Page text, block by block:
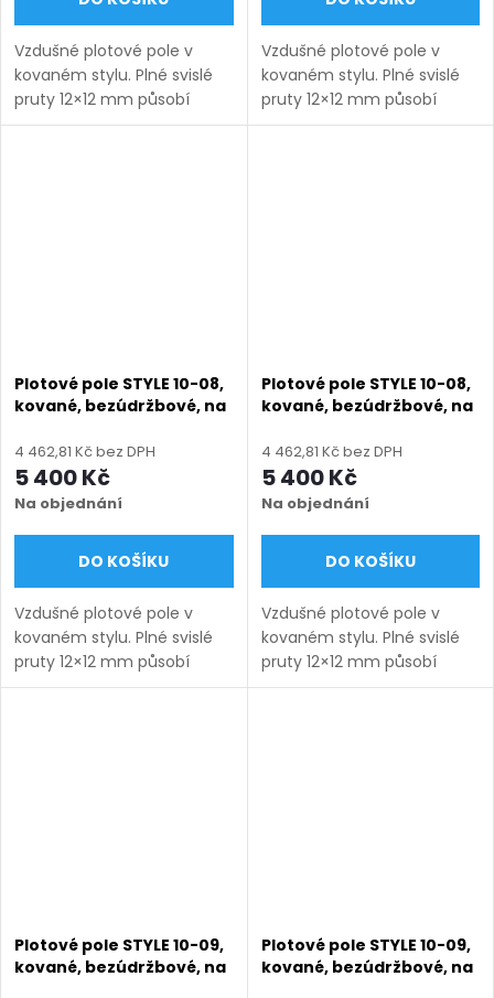
Vzdušné plotové pole v
kovaném stylu. Plné svislé
pruty 12×12 mm působí
lehce a nadčasově.
Vzdušné plotové pole v
kovaném stylu. Plné svislé
pruty 12×12 mm působí
lehce a nadčasově.
Plotové pole STYLE 10-08,
kované, bezúdržbové, na
mm, výška 450–1750
mm), šedá RAL 7030
matná
4 462,81 Kč bez DPH
5 400 Kč
Na objednání
DO KOŠÍKU
Vzdušné plotové pole v
kovaném stylu. Plné svislé
pruty 12×12 mm působí
lehce a nadčasově.
Plotové pole STYLE 10-08,
kované, bezúdržbové, na
mm, výška 450–1750
mm), zelená RAL 6005
matná
4 462,81 Kč bez DPH
5 400 Kč
Na objednání
DO KOŠÍKU
Vzdušné plotové pole v
kovaném stylu. Plné svislé
pruty 12×12 mm působí
lehce a nadčasově.
Plotové pole STYLE 10-09,
kované, bezúdržbové, na
Plotové pole STYLE 10-09,
kované, bezúdržbové, na